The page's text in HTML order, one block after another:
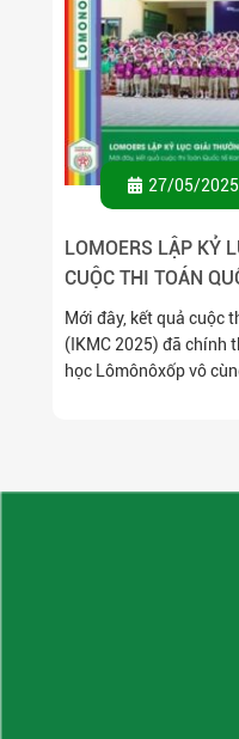
27/05/2025
LOMOERS LẬP KỶ
CUỘC THI TOÁN
2025)
Mới đây, kết quả cuộc
(IKMC 2025) đã chính
học Lômônôxốp vô